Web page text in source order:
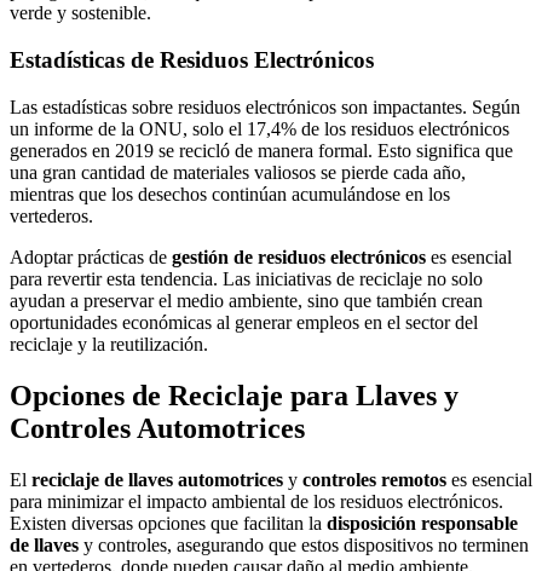
verde y sostenible.
Estadísticas de Residuos Electrónicos
Las estadísticas sobre residuos electrónicos son impactantes. Según
un informe de la ONU, solo el 17,4% de los residuos electrónicos
generados en 2019 se recicló de manera formal. Esto significa que
una gran cantidad de materiales valiosos se pierde cada año,
mientras que los desechos continúan acumulándose en los
vertederos.
Adoptar prácticas de gestión de residuos electrónicos es esencial
para revertir esta tendencia. Las iniciativas de reciclaje no solo
ayudan a preservar el medio ambiente, sino que también crean
oportunidades económicas al generar empleos en el sector del
reciclaje y la reutilización.
Opciones de Reciclaje para Llaves y
Controles Automotrices
El reciclaje de llaves automotrices y controles remotos es esencial
para minimizar el impacto ambiental de los residuos electrónicos.
Existen diversas opciones que facilitan la disposición responsable
de llaves y controles, asegurando que estos dispositivos no terminen
en vertederos, donde pueden causar daño al medio ambiente.